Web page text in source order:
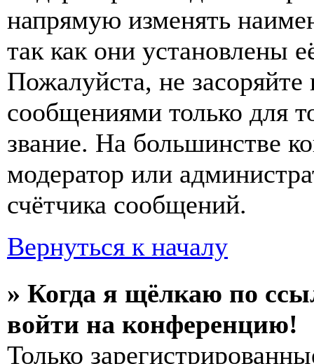
напрямую изменять
так как они установлены
Пожалуйста, не
сообщениями только для
звание. На большинстве
модератор или
счётчика сообщений.
Вернуться к началу
» Когда я щёлкаю по
войти на конференцию!
Только